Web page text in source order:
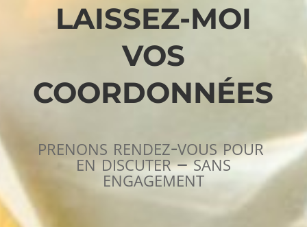
LAISSEZ-MOI
VOS
COORDONNÉES
prenons rendez-vous pour
en discuter – sans
engagement